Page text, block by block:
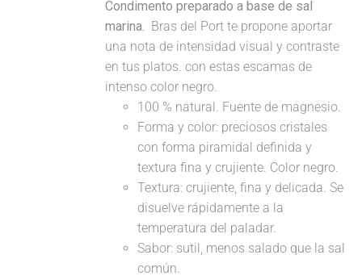
Condimento preparado a base de sal
marina. Bras del Port te propone aportar
una nota de intensidad visual y contraste
en tus platos. con estas escamas de
intenso color negro.
100 % natural. Fuente de magnesio.
Forma y color: preciosos cristales
con forma piramidal definida y
textura fina y crujiente. Color negro.
Textura: crujiente, fina y delicada. Se
disuelve rápidamente a la
temperatura del paladar.
Sabor: sutil, menos salado que la sal
común.